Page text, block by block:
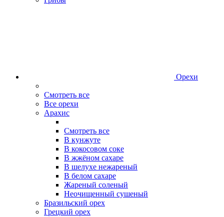
Орехи
Смотреть все
Все орехи
Арахис
Смотреть все
В кунжуте
В кокосовом соке
В жжёном сахаре
В шелухе нежареный
В белом сахаре
Жареный соленый
Неочищенный сушеный
Бразильский орех
Грецкий орех